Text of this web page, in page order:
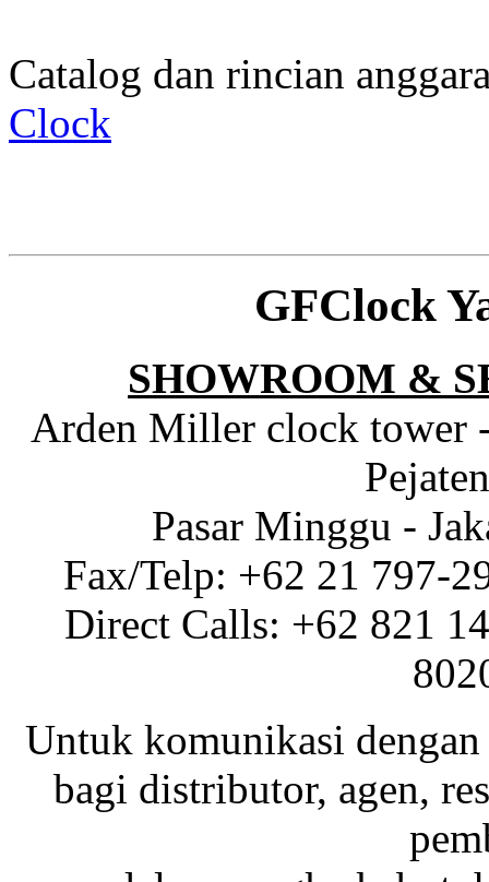
Catalog dan rincian
Clock
GFClock
SHOWROOM &
Arden Miller clock tower
Pasar Minggu -
Fax/Telp: +62 21 797-
Direct Calls: +62 821
Untuk komunikasi dengan
bagi distributor, agen,